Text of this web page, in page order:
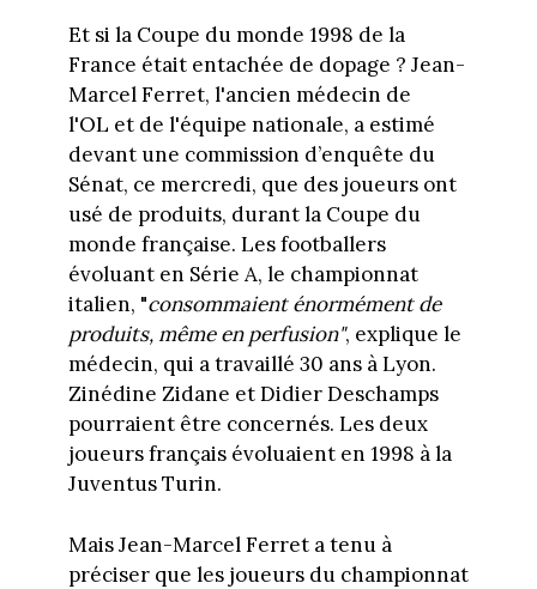
Et si la Coupe du monde 1998 de la
France était entachée de dopage ? Jean-
Marcel Ferret, l'ancien médecin de
l'OL et de l'équipe nationale, a estimé
devant une commission d’enquête du
Sénat, ce mercredi, que des joueurs ont
usé de produits, durant la Coupe du
monde française. Les footballers
évoluant en Série A, le championnat
italien, "consommaient énormément de
produits, même en perfusion", explique le
médecin, qui a travaillé 30 ans à Lyon.
Zinédine Zidane et Didier Deschamps
pourraient être concernés. Les deux
joueurs français évoluaient en 1998 à la
Juventus Turin.
Mais Jean-Marcel Ferret a tenu à
préciser que les joueurs du championnat